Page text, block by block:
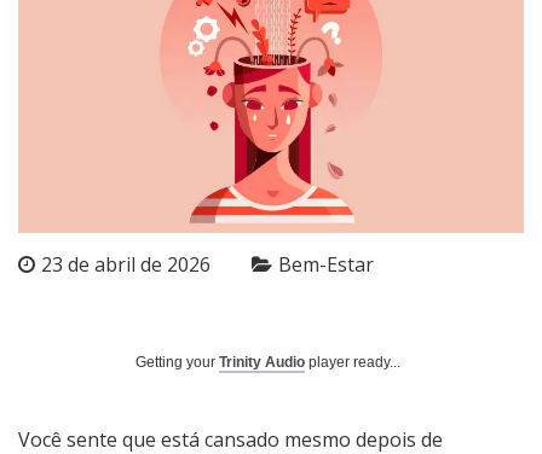
23 de abril de 2026 Bem-Estar
Getting your Trinity Audio player ready...
Você sente que está cansado mesmo depois de